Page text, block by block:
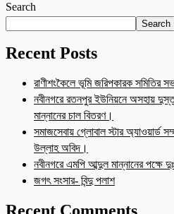
Search
Search
Recent Posts
রাণীশংকৈলে ভূমি জরিপকারক সমিতির
নবীনগরে রতনপুর ইউনিয়নে অসহায়
মান্নানের চাল বিতরণ।
সমাজসেবায় গ্লোবাল স্টার অ্যাওয়ার্ড
উল্লাহ অবিদ।
নবীনগরে এমপি আব্দুল মান্নানের পক্ষে
জগৎ সংসার- বিন্দু পলাশ